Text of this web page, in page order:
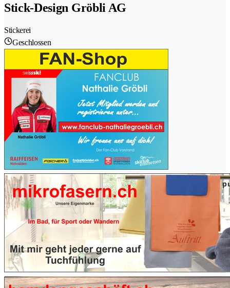
Stick-Design Gröbli AG
Stickerei
Geschlossen